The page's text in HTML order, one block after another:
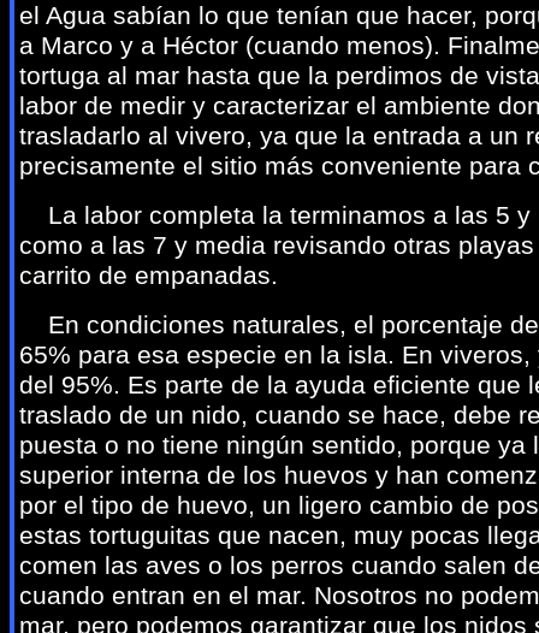
el Agua sabían lo que tenían que hacer,
a Marco y a Héctor (cuando menos).
tortuga al mar hasta que la perdimos de
labor de medir y caracterizar el ambiente
trasladarlo al vivero, ya que la entrada a un
precisamente el sitio más conveniente para
La labor completa la terminamos a las 5
como a las 7 y media revisando otras
carrito de empanadas.
En condiciones naturales, el porcentaje
65% para esa especie en la isla. En
del 95%. Es parte de la ayuda eficiente que
traslado de un nido, cuando se hace, debe
puesta o no tiene ningún sentido, porque
superior interna de los huevos y han
por el tipo de huevo, un ligero cambio de
estas tortuguitas que nacen, muy pocas
comen las aves o los perros cuando salen
cuando entran en el mar. Nosotros no
mar, pero podemos garantizar que los